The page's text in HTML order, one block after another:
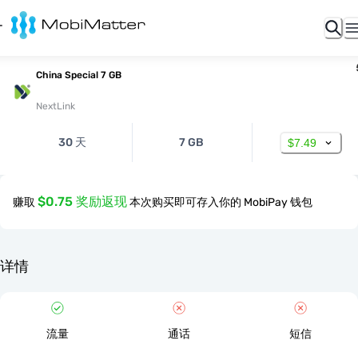
China Special 7 GB
NextLink
30 天 7 GB $7.49
赚取 $0.75 奖励返现本次购买即可存入你的 MobiPay 钱包
详情
流量 通话 短信